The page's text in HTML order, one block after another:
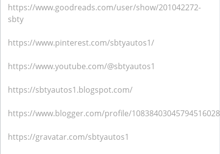
https://www.goodreads.com/user/show/201042272-
sbty
https://www.pinterest.com/sbtyautos1/
https://www.youtube.com/@sbtyautos1
https://sbtyautos1.blogspot.com/
https://www.blogger.com/profile/10838403045794516028
https://gravatar.com/sbtyautos1